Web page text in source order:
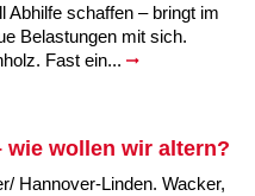
Abhilfe schaffen – bringt im
Belastungen mit sich.
Fast ein...
wie wollen wir altern?
Hannover-Linden. Wacker,